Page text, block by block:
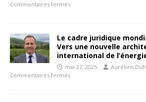
Commentaires fermés
Le cadre juridique
Vers une nouvelle
international de
mai 27, 2025
Aurélien
Commentaires fermés